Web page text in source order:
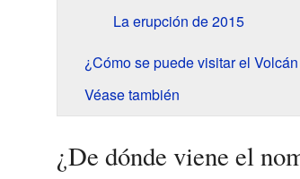
La erupción de 2015
¿Cómo se puede visitar el
Véase también
¿De dónde viene el